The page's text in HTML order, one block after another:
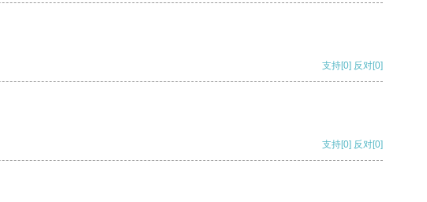
支持[0] 反对[0]
支持[0] 反对[0]